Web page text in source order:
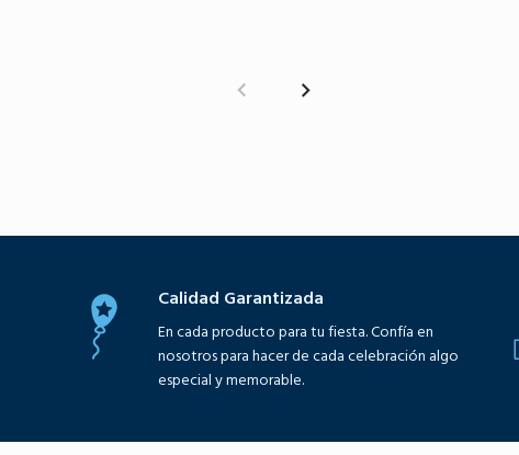
Calidad Garantizada
En cada producto para tu fiesta. Confía en
nosotros para hacer de cada celebración algo
especial y memorable.